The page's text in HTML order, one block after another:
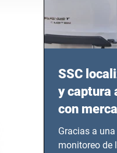
SSC
y captura
con
Gracias a
monitoreo de